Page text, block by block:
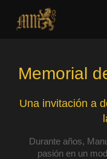
main
Memorial
Una invitación a
Durante años,
pasión en un